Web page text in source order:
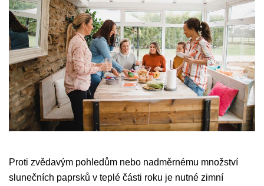
Proti zvědavým pohledům nebo nadměrnému množství
slunečních paprsků v teplé části roku je nutné zimní